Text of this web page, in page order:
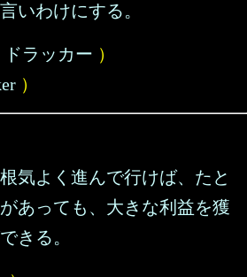
いわけにする。
ドラッカー ）
）
気よく進んで行けば、たと
あっても、大きな利益を獲
きる。